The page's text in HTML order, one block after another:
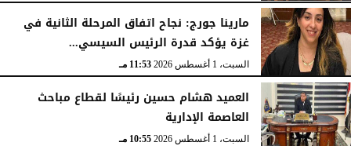
الأحد، 2 أغسطس 2026 10:20 صـ
مارينا جورج: نجاح اتفاق المرحلة الثانية في
غزة يؤكد قدرة الرئيس السيسي...
السبت، 1 أغسطس 2026 11:53 مـ
العميد هشام حسين رئيسًا لقطاع مباحث
العاصمة الإدارية
السبت، 1 أغسطس 2026 10:55 مـ